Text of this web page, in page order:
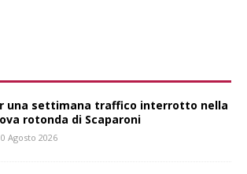
una settimana traffico interrotto nella
rotonda di Scaparoni
Agosto 2026